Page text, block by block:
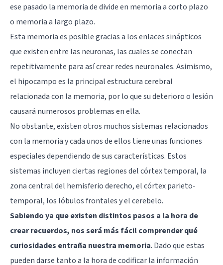
ese pasado la memoria de divide en memoria a corto plazo
o memoria a largo plazo.
Esta memoria es posible gracias a los enlaces sinápticos
que existen entre las neuronas, las cuales se conectan
repetitivamente para así crear redes neuronales. Asimismo,
el hipocampoes la principal estructura cerebral
relacionada con la memoria, por lo que su deterioro o lesión
causará numerosos problemas en ella.
No obstante, existen otros muchos sistemas relacionados
con la memoria y cada unos de ellos tiene unas funciones
especiales dependiendo de sus características. Estos
sistemas incluyen ciertas regiones del córtex temporal, la
zona central del hemisferio derecho, el córtex parieto-
temporal, los lóbulos frontalesy elcerebelo.
Sabiendo ya que existen distintos pasos a la hora de
crear recuerdos, nos será más fácil comprender qué
curiosidades entraña nuestra memoria. Dado que estas
pueden darse tanto a la hora de codificar la información